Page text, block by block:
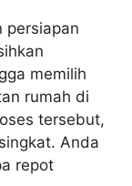
persiapan
memilih
rumah di
tersebut,
Anda
repot